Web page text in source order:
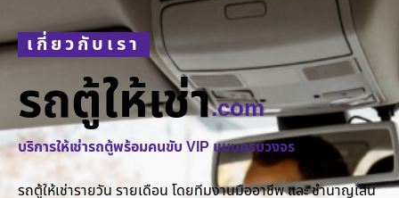
เกี่ยวกับเรา
รถตู้ให้เช่า.com
บริการให้เช่ารถตู้พร้อมคนขับ VIP แบบครบวงจร
รถตู้ให้เช่ารายวัน รายเดือน โดยทีมงานมืออาชีพ และ ชำนาญเส้น